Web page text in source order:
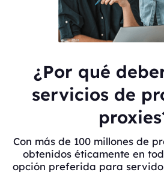
¿Por qué
servicios de
Con más de 100 millones de
obtenidos éticamente en
opción preferida para